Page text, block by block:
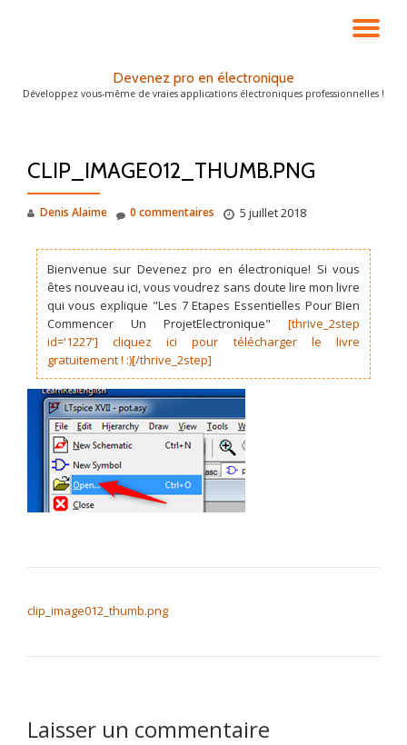
LA
Devenez pro en électronique
Développez vous-même de vraies applications électroniques professionnelles !
CLIP_IMAGE012_THUMB.PNG
Denis Alaime 5 juillet 2018
0 commentaires
Bienvenue sur Devenez pro en électronique! Si vous
êtes nouveau ici, vous voudrez sans doute lire mon livre
qui vous explique "Les 7 Etapes Essentielles Pour Bien
Commencer Un ProjetElectronique"[thrive_2step
id='1227'] cliquez ici pour télécharger le livre
gratuitement ! :)[/thrive_2step]
clip_image012_thumb.png
Laisser un commentaire